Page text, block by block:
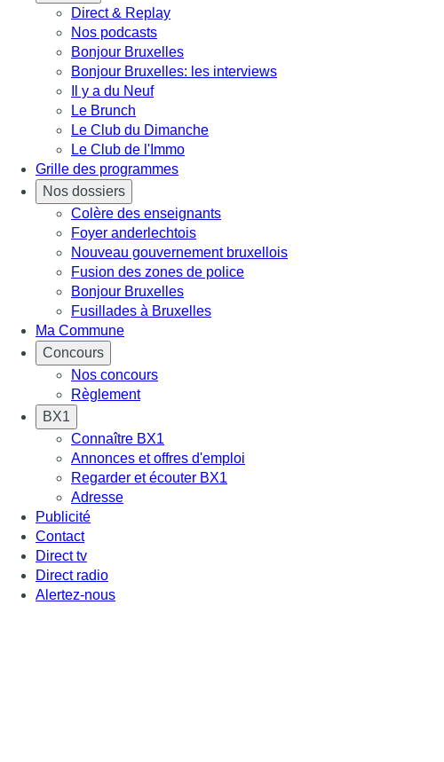
Direct & Replay
Nos podcasts
Bonjour Bruxelles
Bonjour Bruxelles: les interviews
Il y a du Neuf
Le Brunch
Le Club du Dimanche
Le Club de l'Immo
Grille des programmes
Nos dossiers
Colère des enseignants
Foyer anderlechtois
Nouveau gouvernement bruxellois
Fusion des zones de police
Bonjour Bruxelles
Fusillades à Bruxelles
Ma Commune
Concours
Nos concours
Règlement
BX1
Connaître BX1
Annonces et offres d'emploi
Regarder et écouter BX1
Adresse
Publicité
Contact
Direct tv
Direct radio
Alertez-nous